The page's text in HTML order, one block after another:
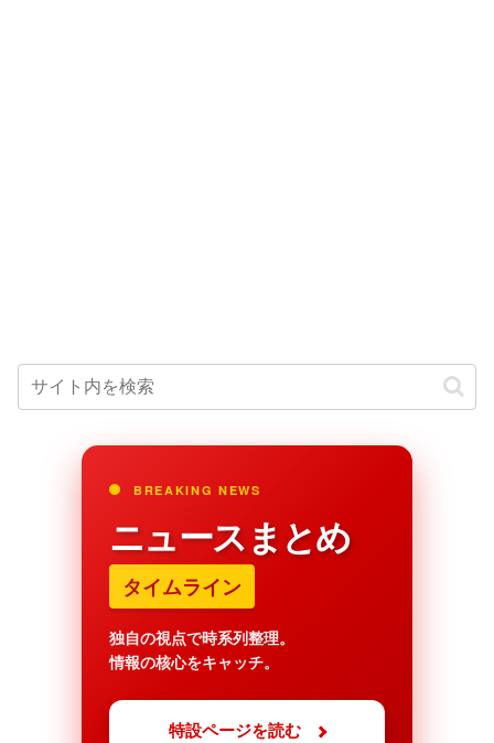
BREAKING NEWS
ニュースまとめ
タイムライン
独自の視点で時系列整理。
情報の核心をキャッチ。
特設ページを読む